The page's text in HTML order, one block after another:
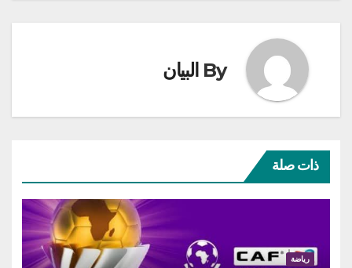
By البيان
ذات صلة
رياضة